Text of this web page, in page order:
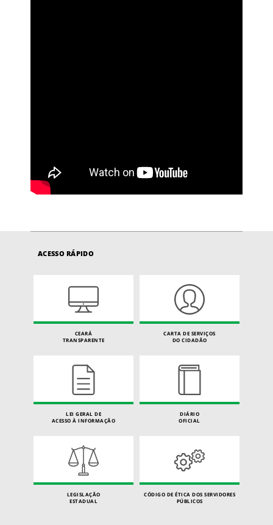
ACESSO RÁPIDO
CEARÁ
TRANSPARENTE
CARTA DE SERVIÇOS
DO CIDADÃO
LEI GERAL DE
ACESSO À INFORMAÇÃO
DIÁRIO
OFICIAL
LEGISLAÇÃO
ESTADUAL
CÓDIGO DE ÉTICA DOS SERVIDORES
PÚBLICOS